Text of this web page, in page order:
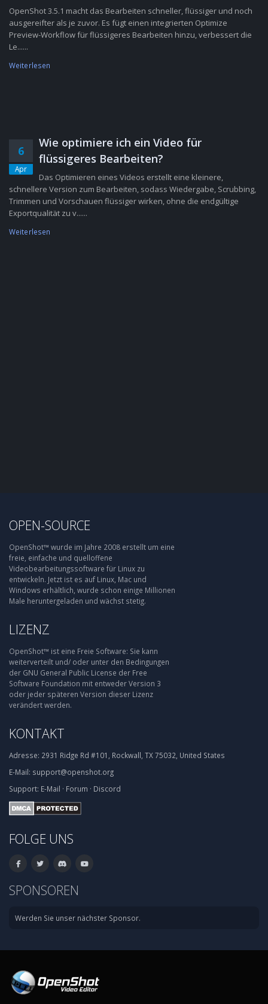
OpenShot 3.5.1 macht das Bearbeiten schneller, flüssiger und noch
ausgereifter als je zuvor. Es fügt einen integrierten Optimize
Preview-Workflow für flüssigeres Bearbeiten hinzu, verbessert die
Le......
Weiterlesen
6
Apr
Wie optimiere ich ein Video für
flüssigeres Bearbeiten?
Das Optimieren eines Videos erstellt eine kleinere,
schnellere Version zum Bearbeiten, sodass Wiedergabe, Scrubbing,
Trimmen und Vorschauen flüssiger wirken, ohne die endgültige
Exportqualität zu v......
Weiterlesen
OPEN-SOURCE
OpenShot™ wurde im Jahre 2008 erstellt um eine
freie, einfache und quelloffene
Videobearbeitungssoftware für Linux zu
entwickeln. Jetzt ist es auf Linux, Mac und
Windows erhältlich, wurde schon einige Millionen
Male heruntergeladen und wächst stetig.
LIZENZ
OpenShot™ ist eine Freie Software: Sie kann
weiterverteilt und/ oder unter den Bedingungen
der GNU General Public License der Free
Software Foundation mit entweder Version 3
oder jeder späteren Version dieser Lizenz
verändert werden.
KONTAKT
Adresse: 2931 Ridge Rd #101, Rockwall, TX 75032, United States
E-Mail: support@openshot.org
Support: E-Mail · Forum · Discord
FOLGE UNS
SPONSOREN
Werden Sie unser nächster Sponsor.